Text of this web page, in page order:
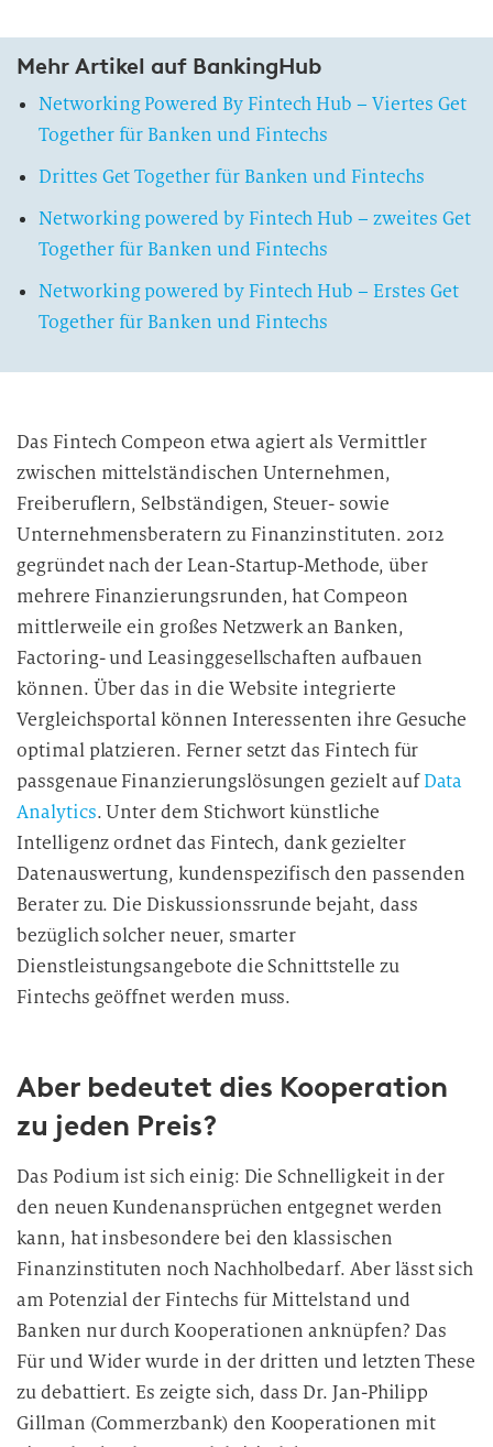
Mehr Artikel auf BankingHub
Networking Powered By Fintech Hub – Viertes Get
Together für Banken und Fintechs
Drittes Get Together für Banken und Fintechs
Networking powered by Fintech Hub – zweites Get
Together für Banken und Fintechs
Networking powered by Fintech Hub – Erstes Get
Together für Banken und Fintechs
Das Fintech Compeon etwa agiert als Vermittler
zwischen mittelständischen Unternehmen,
Freiberuflern, Selbständigen, Steuer- sowie
Unternehmensberatern zu Finanzinstituten. 2012
gegründet nach der Lean-Startup-Methode, über
mehrere Finanzierungsrunden, hat Compeon
mittlerweile ein großes Netzwerk an Banken,
Factoring- und Leasinggesellschaften aufbauen
können. Über das in die Website integrierte
Vergleichsportal können Interessenten ihre Gesuche
optimal platzieren. Ferner setzt das Fintech für
passgenaue Finanzierungslösungen gezielt aufData
Analytics. Unter dem Stichwort künstliche
Intelligenz ordnet das Fintech, dank gezielter
Datenauswertung, kundenspezifisch den passenden
Berater zu. Die Diskussionssrunde bejaht, dass
bezüglich solcher neuer, smarter
Dienstleistungsangebote die Schnittstelle zu
Fintechs geöffnet werden muss.
Aber bedeutet dies Kooperation
zu jeden Preis?
Das Podium ist sich einig: Die Schnelligkeit in der
den neuen Kundenansprüchen entgegnet werden
kann, hat insbesondere bei den klassischen
Finanzinstituten noch Nachholbedarf. Aber lässt sich
am Potenzial der Fintechs für Mittelstand und
Banken nur durch Kooperationen anknüpfen? Das
Für und Wider wurde in der dritten und letzten These
zu debattiert. Es zeigte sich, dass Dr. Jan-Philipp
Gillman (Commerzbank) den Kooperationen mit